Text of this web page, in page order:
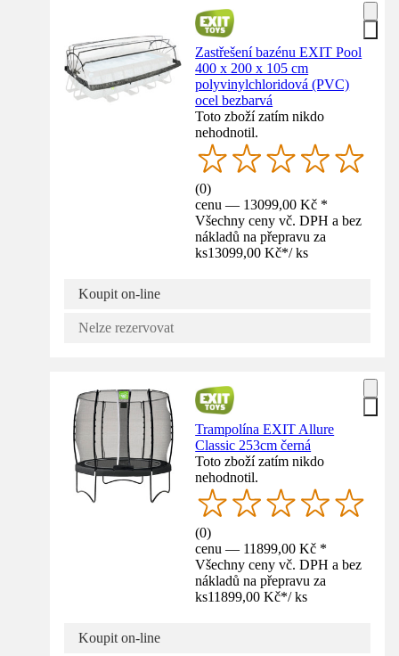
Zastřešení bazénu EXIT Pool
400 x 200 x 105 cm
polyvinylchloridová (PVC)
ocel bezbarvá
Toto zboží zatím nikdo
nehodnotil.
(0)
cenu — 13099,00 Kč *
Všechny ceny vč. DPH a bez
nákladů na přepravu za
ks13099,00 Kč*/ ks
Koupit on-line
Nelze rezervovat
Trampolína EXIT Allure
Classic 253cm černá
Toto zboží zatím nikdo
nehodnotil.
(0)
cenu — 11899,00 Kč *
Všechny ceny vč. DPH a bez
nákladů na přepravu za
ks11899,00 Kč*/ ks
Koupit on-line